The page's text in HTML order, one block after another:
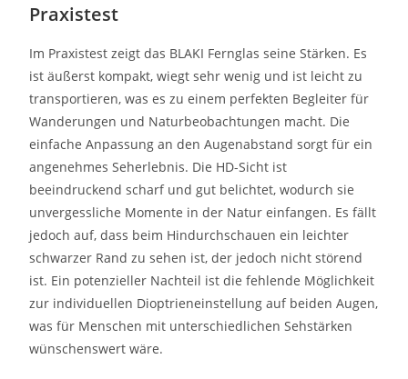
Praxistest
Im Praxistest zeigt das BLAKI Fernglas seine Stärken. Es
ist äußerst kompakt, wiegt sehr wenig und ist leicht zu
transportieren, was es zu einem perfekten Begleiter für
Wanderungen und Naturbeobachtungen macht. Die
einfache Anpassung an den Augenabstand sorgt für ein
angenehmes Seherlebnis. Die HD-Sicht ist
beeindruckend scharf und gut belichtet, wodurch sie
unvergessliche Momente in der Natur einfangen. Es fällt
jedoch auf, dass beim Hindurchschauen ein leichter
schwarzer Rand zu sehen ist, der jedoch nicht störend
ist. Ein potenzieller Nachteil ist die fehlende Möglichkeit
zur individuellen Dioptrieneinstellung auf beiden Augen,
was für Menschen mit unterschiedlichen Sehstärken
wünschenswert wäre.